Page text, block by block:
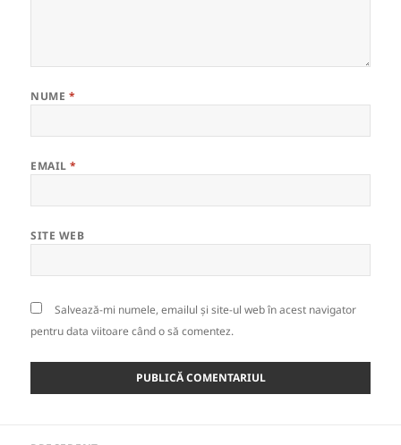
NUME *
EMAIL*
SITE WEB
Salvează-mi numele, emailul și site-ul web în acest navigator
pentru data viitoare când o să comentez.